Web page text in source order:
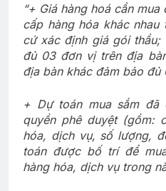
“+ Giá hàng hoá cần
cấp hàng hóa khác
cứ xác định giá gói
đủ 03 đơn vị trên địa
địa bàn khác đảm bảo đủ
+ Dự toán mua sắm
quyền phê duyệt (gồm:
hóa, dịch vụ, số lượng,
toán được bố trí để
hàng hóa, dịch vụ trong